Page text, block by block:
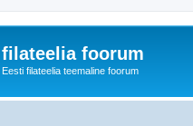
filateelia foorum
Eesti filateelia teemaline foorum